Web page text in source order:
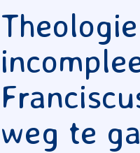
weg te